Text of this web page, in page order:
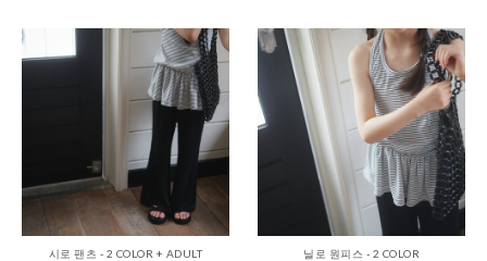
시로 팬츠 - 2 COLOR + ADULT
닐로 원피스 - 2 COLOR